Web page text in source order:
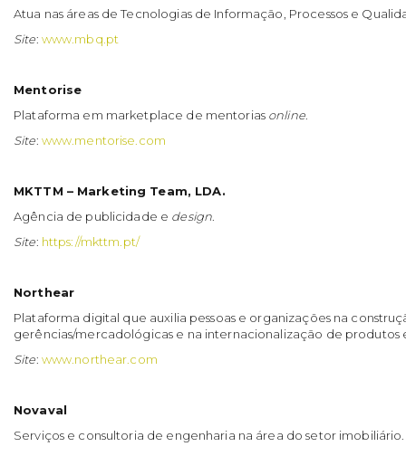
Atua nas áreas de Tecnologias de Informação, Processos e
Site: www.mbq.pt
Mentorise
Plataforma em marketplace de mentorias online.
Site: www.mentorise.com
MKTTM – Marketing Team, LDA.
Agência de publicidade e design
Site: https://mkttm.pt/
Northear
Plataforma digital que auxilia pessoas e organizações na
gerências/mercadológicas e na internacionalização de produtos
Site: www.northear.com
Novaval
Serviços e consultoria de engenharia na área do setor imobiliário.